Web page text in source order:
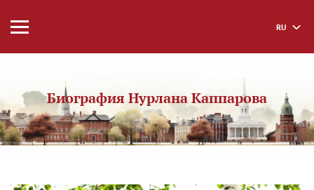
RU
Биография Нурлана Каппарова